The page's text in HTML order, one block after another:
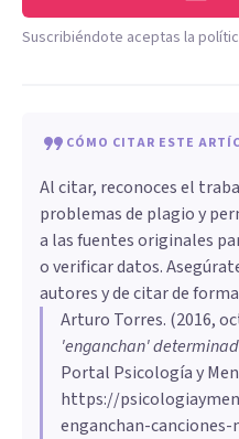
Suscribiéndote aceptas la
CÓMO CITAR ESTE
Al citar, reconoces el
problemas de plagio y
a las fuentes originales
o verificar datos.
autores y de citar de
Arturo Torres. (2016,
'enganchan'
Portal Psicología y
https://
enganchan-canciones-